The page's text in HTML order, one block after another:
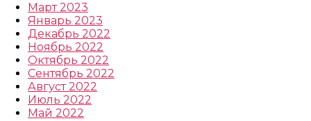
Март 2023
Январь 2023
Декабрь 2022
Ноябрь 2022
Октябрь 2022
Сентябрь 2022
Август 2022
Июль 2022
Май 2022